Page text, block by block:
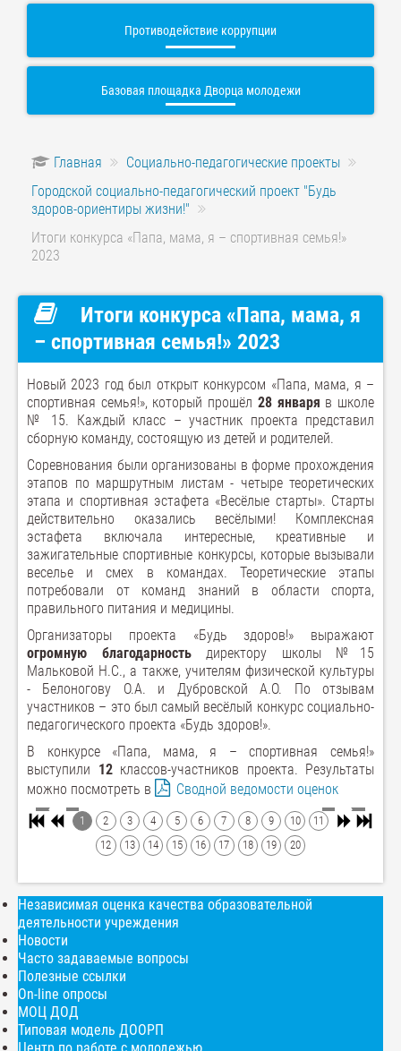
Противодействие коррупции
Базовая площадка Дворца молодежи
Главная
Социально-педагогические проекты
Городской социально-педагогический проект "Будь
здоров-ориентиры жизни!"
Итоги конкурса «Папа, мама, я – спортивная семья!»
2023
Итоги конкурса «Папа, мама, я
– спортивная семья!» 2023
Новый 2023 год был открыт конкурсом «Папа, мама, я –
спортивная семья!», который прошёл 28 января в школе
№ 15. Каждый класс – участник проекта представил
сборную команду, состоящую из детей и родителей.
Соревнования были организованы в форме прохождения
этапов по маршрутным листам - четыре теоретических
этапа и спортивная эстафета «Весёлые старты». Старты
действительно оказались весёлыми! Комплексная
эстафета включала интересные, креативные и
зажигательные спортивные конкурсы, которые вызывали
веселье и смех в командах. Теоретические этапы
потребовали от команд знаний в области спорта,
правильного питания и медицины.
Организаторы проекта «Будь здоров!» выражают
огромную благодарностьдиректору школы №15
Мальковой Н.С., а также, учителям физической культуры
- Белоногову О.А. и Дубровской А.О. По отзывам
участников – это был самый весёлый конкурс социально-
педагогического проекта «Будь здоров!».
В конкурсе «Папа, мама, я – спортивная семья!»
выступили 12классов-участников проекта. Результаты
можно посмотреть в
Сводной ведомости оценок
1 2 3 4 5 6 7 8 9 10
11
12
13 14 15 16 17 18 19 20
Независимая оценка качества образовательной
деятельности учреждения
Новости
Часто задаваемые вопросы
Полезные ссылки
On-line опросы
МОЦ ДОД
Типовая модель ДООРП